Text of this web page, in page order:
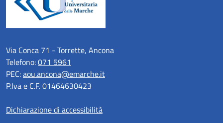
Via Conca 71 - Torrette, Ancona
Telefono:071 5961
PEC:aou.ancona@emarche.it
P.Iva e C.F. 01464630423
Dichiarazione di accessibilità